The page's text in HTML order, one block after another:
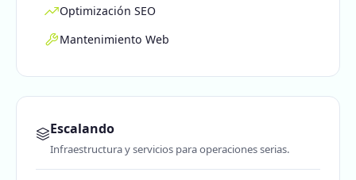
Optimización SEO
Mantenimiento Web
Escalando
Infraestructura y servicios para operaciones serias.